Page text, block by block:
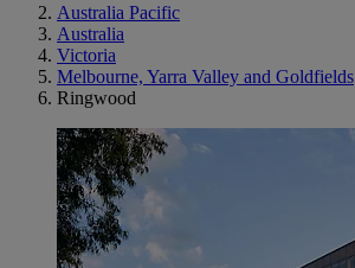
Australia Pacific
Australia
Victoria
Melbourne, Yarra Valley and Goldfields
Ringwood